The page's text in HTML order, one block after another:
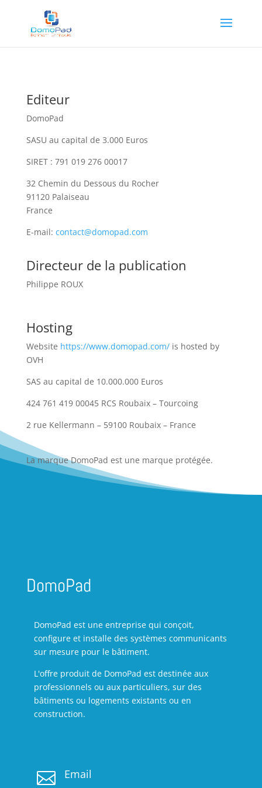
Editeur
DomoPad
SASU au capital de 3.000 Euros
SIRET : 791 019 276 00017
32 Chemin du Dessous du Rocher
91120 Palaiseau
France
E-mail: contact@domopad.com
Directeur de la publication
Philippe ROUX
Hosting
Website https://www.domopad.com/is hosted by
OVH
SAS au capital de 10.000.000 Euros
424 761 419 00045 RCS Roubaix – Tourcoing
2 rue Kellermann – 59100 Roubaix – France
La marque DomoPad est une marque protégée.
DomoPad
DomoPad est une entreprise qui conçoit,
configure et installe des systèmes communicants
sur mesure pour le bâtiment.
L'offre produit de DomoPad est destinée aux
professionnels ou aux particuliers, sur des
bâtiments ou logements existants ou en
construction.
 Email